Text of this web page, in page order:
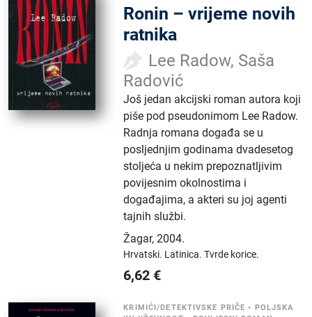
Ronin – vrijeme novih
ratnika
Lee Radow, Saša
Radović
Još jedan akcijski roman autora koji
piše pod pseudonimom Lee Radow.
Radnja romana događa se u
posljednjim godinama dvadesetog
stoljeća u nekim prepoznatljivim
povijesnim okolnostima i
događajima, a akteri su joj agenti
tajnih službi.
Žagar,2004.
Hrvatski. Latinica.Tvrde korice.
6,62 €
KRIMIĆI/DETEKTIVSKE PRIČE • POLJSKA